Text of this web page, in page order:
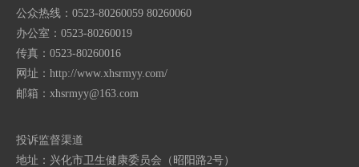
公众热线：0523-80260059 80260060
办公室：0523-80260019
传真：0523-80260016
网址：http://www.xhsrmyy.com/
邮箱： xhsrmyy@163.com
投诉监督渠道
地址：兴化市卫生健康委员会（昭阳路2号）